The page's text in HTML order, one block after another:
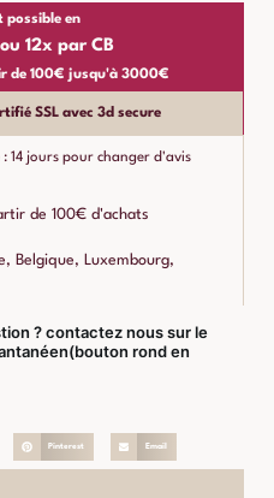
possible en
12x par CB
de 100€ jusqu'à 3000€
SSL avec 3d secure
14 jours pour changer d'avis
de 100€ d'achats
Belgique, Luxembourg,
? contactez nous sur le
rond en
Pinterest Email